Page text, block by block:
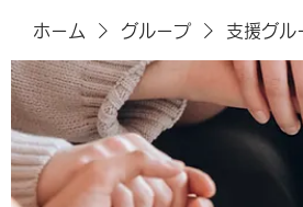
ホーム グループ 支援グル